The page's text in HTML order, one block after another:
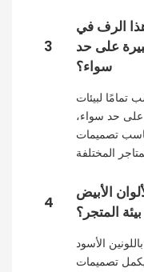
3
الرف في
على حد
سواء؟
تمامًا لبيئات
على حد سواء،
تصميمات
4
الأبيض
المتجر؟
الأسود
يكمل تصميمات